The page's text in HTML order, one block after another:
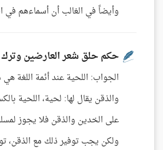
وأيضاً في الغالب أن أسماءهم في
حكم حلق شعر العارضين وترك
الجواب: اللحية عند أئمة اللغة
والذقن يقال لها: لحية، اللحية
على الخدين والذقن فلا يجوز
ولكن يجب توفير ذلك مع الذقن،